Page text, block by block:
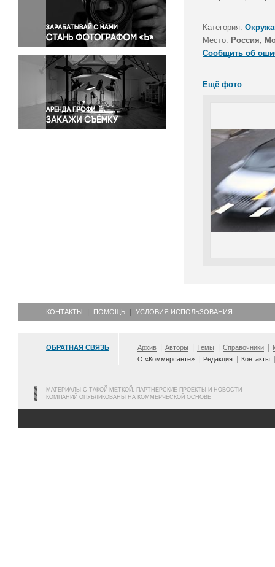
Правосудие
Происшествия и конфликты
Религия
Светская жизнь
Спорт
Экология
Экономика и бизнес
Категория:
Место: Россия,
Сообщить об
Ещё фото
КОНТАКТЫ ПОМОЩЬ УСЛОВИЯ ИСПОЛЬЗОВАНИЯ
ОБРАТНАЯ СВЯЗЬ Архив Авторы Темы Справочники
О «Коммерсанте»
Редакция Контакты
МАТЕРИАЛЫ С ТАКОЙ МЕТКОЙ, ПАРТНЕРСКИЕ ПРОЕКТЫ И НОВОСТИ
КОМПАНИЙ ОПУБЛИКОВАНЫ НА КОММЕРЧЕСКОЙ ОСНОВЕ